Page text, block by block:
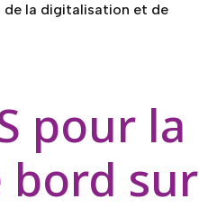
de la digitalisation et de
pour la
bord sur